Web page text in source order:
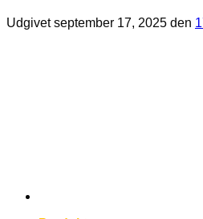
Udgivetseptember 17, 2025 den